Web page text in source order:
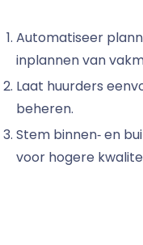
Automatiseer
inplannen van
Laat huurders
beheren.
Stem binnen‑ en
voor hogere